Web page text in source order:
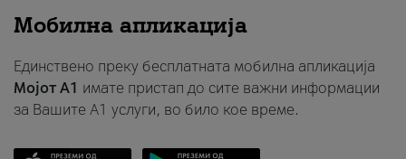
Мобилна апликација
Единствено преку бесплатната мобилна апликација
Мојот A1 имате пристап до сите важни информации
за Вашите A1 услуги, во било кое време.